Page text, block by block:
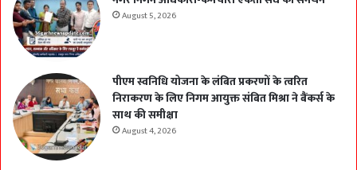
August 5, 2026
पीएम स्वनिधि योजना के लंबित प्रकरणों के त्वरित
निराकरण के लिए निगम आयुक्त संबित मिश्रा ने बैंकर्स के
साथ की समीक्षा
August 4, 2026